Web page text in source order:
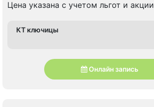
Цена указана с учетом льгот и акции
КТ ключицы
Онлайн запись